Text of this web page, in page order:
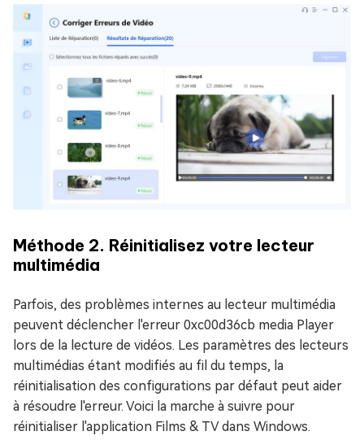
Méthode 2. Réinitialisez votre lecteur
multimédia
Parfois, des problèmes internes au lecteur multimédia
peuvent déclencher l'erreur 0xc00d36cb media Player
lors de la lecture de vidéos. Les paramètres des lecteurs
multimédias étant modifiés au fil du temps, la
réinitialisation des configurations par défaut peut aider
à résoudre l'erreur. Voici la marche à suivre pour
réinitialiser l'application Films & TV dans Windows.